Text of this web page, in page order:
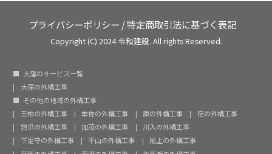
プライバシーポリシー /特定商取引法に基づく表記
Copyright (C) 2024 令和建設. All rights Reserved.
大窪のサービス一覧
大窪の外構工事
その他の地域の外構工事
玉柏の外構工事
牟佐の外構工事 原の外構工事
宿の外構工事
惣爪の外構工事
加茂の外構工事
川入の外構工事
下足守の外構工事
平山の外構工事
尾上の外構工事